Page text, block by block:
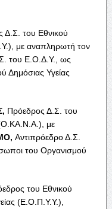
Δ.Σ. του Εθνικού
με αναπληρωτή τον
του Ε.Ο.Δ.Υ., ως
Δημόσιας Υγείας
, Πρόεδρος Δ.Σ. του
με
, Αντιπρόεδρο Δ.Σ.
του Οργανισμού
του Εθνικού
(Ε.Ο.Π.Υ.Υ.),